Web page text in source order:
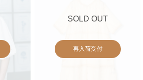
SOLD OUT
再入荷受付